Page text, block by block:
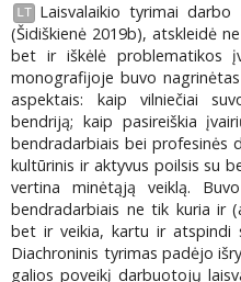
LT
Laisvalaikio tyrimai
(Šidiškienė 2019b), atskleidė
bet ir iškėlė problematikos
monografijoje buvo
aspektais: kaip vilniečiai
bendriją; kaip pasireiškia
bendradarbiais bei profesinės
kultūrinis ir aktyvus poilsis su
vertina minėtąją veiklą.
bendradarbiais ne tik kuria ir
bet ir veikia, kartu ir atspindi
Diachroninis tyrimas padėjo
galios poveikį darbuotojų